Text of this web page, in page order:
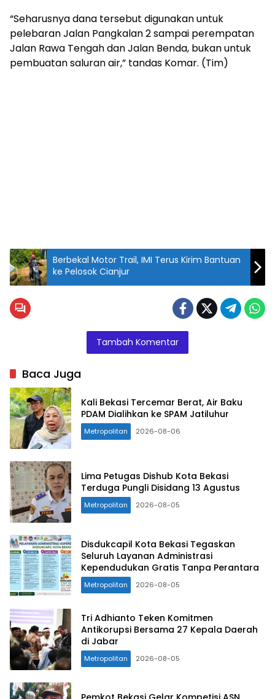
“Seharusnya dana tersebut digunakan untuk
pelebaran Jalan Pangkalan 2 sampai perempatan
Jalan Rawa Tengah dan Jalan Benda, bukan untuk
pembuatan saluran air,” tandas Komar. (Tim)
Berbekal Motor Trail, IMI Terus Kirim Bantuan
ke Pelosok Cianjur
Tambah Komentar
Baca Juga
Kali Bekasi Tercemar Berat, Air Baku
PDAM Dialihkan ke SPAM Jatiluhur
Metropolitan 2026-08-06
Lima Petugas Dishub Kota Bekasi
Terduga Pungli Disidang 13 Agustus
Metropolitan 2026-08-05
Disdukcapil Kota Bekasi Tegaskan
Seluruh Layanan Administrasi
Kependudukan Gratis Tanpa Perantara
Metropolitan 2026-08-05
Tri Adhianto Teken Komitmen
Antikorupsi Bersama 27 Kepala Daerah
di Jabar
Metropolitan 2026-08-05